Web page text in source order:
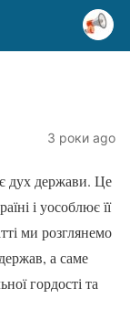
3 роки ago
дух держави. Це
і уособлює її
ми розглянемо
а саме
гордості та